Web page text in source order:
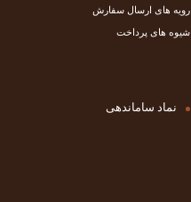
رویه های ارسال سفارش
شیوه های پرداخت
نماد ساماندهی